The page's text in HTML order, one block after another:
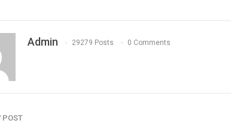
Admin 29279 Posts 0 Comments
POST